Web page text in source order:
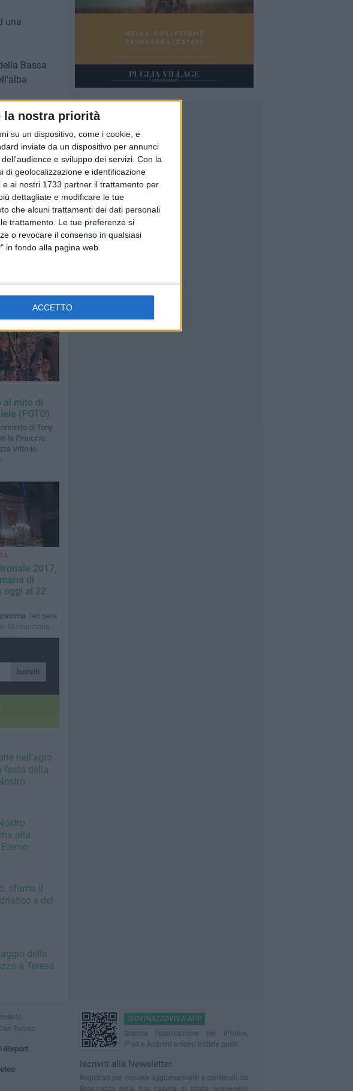
la nostra priorità
su un dispositivo, come i cookie, e
inviate da un dispositivo per annunci
e sviluppo dei servizi. Con la
di geolocalizzazione e identificazione
ai nostri 1733 partner il trattamento per
dettagliate e modificare le tue
che alcuni trattamenti dei dati personali
trattamento. Le tue preferenze si
o revocare il consenso in qualsiasi
in fondo alla pagina web.
ACCETTO
una
Bassa
i 100 anni
al mito di
(FOTO)
di Tony
la Pinuccio
Vittorio
2017,
di
oggi al 22
Ieri sera
l'Assunzione
Maria
Iscriviti
nell'agro
festa della
alla
sfuma il
e del
della
a Teresa
Tonino
iReport
GIOVINAZZOVIVA APP
Scarica l'applicazione per iPhone,
iPad e Android e ricevi notizie push
Iscriviti alla Newsletter
Registrati per ricevere aggiornamenti e contenuti da
Giovinazzo nella tua casella di posta
Iscrivendoti